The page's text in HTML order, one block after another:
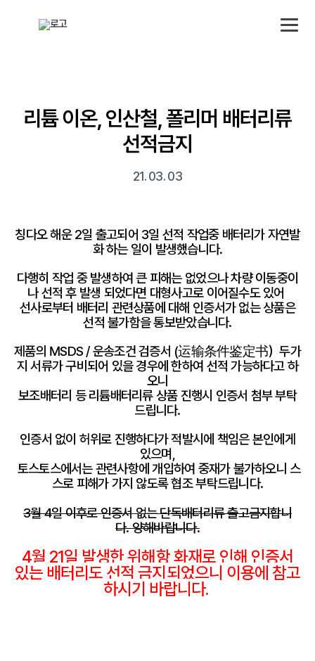
해외직구 배송대행 · 구매대행 서비스 토스토스 배대지
구매대행
사업자
고객지원
All Rights Reserved.
리튬 이온, 인산철, 폴리머 배터리류
선적금지
21. 03. 03
칭다오 해운 2일 출고되어 3일 선적 작업중 배터리가 자연발
화 하는 일이 발생했습니다.
다행히 작업 중 발생하여 큰 피해는 없었으나 차량 이동중이
나 선적 후 발생 되었다면 대형사고로 이어질수도 있어
선사로부터 배터리 관련상품에 대해 인증서가 없는 상품은
선적 불가함을 통보받았습니다.
제품의 MSDS / 운송조건 검증서 (运输条件鉴定书）두가
지 서류가 구비되어 있을 경우에 한하여 선적 가능하다고 하
오니
보조배터리 등 리튬배터리류 상품 진행시 인증서 첨부 부탁
드립니다.
인증서 없이 허위로 진행하다가 적발시에 책임은 본인에게
있으며,
토스토스에서는 관련사항에 개입하여 중재가 불가하오니 스
스로 피해가 가지 않도록 협조 부탁드립니다.
3월 4일 이후로 인증서 없는 단독배터리류 출고금지합니
다.양해바랍니다.
4월 21일 발생한 위해항 화재로 인해 인증서
있는 배터리도 선적 금지되었으니 이용에 참고
하시기 바랍니다.